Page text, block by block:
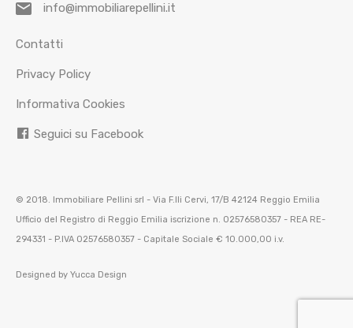
info@immobiliarepellini.it
Contatti
Privacy Policy
Informativa Cookies
Seguici su Facebook
© 2018. Immobiliare Pellini srl - Via F.lli Cervi, 17/B 42124 Reggio Emilia
Ufficio del Registro di Reggio Emilia iscrizione n. 02576580357 - REA RE-
294331 - P.IVA 02576580357 - Capitale Sociale € 10.000,00 i.v.
Designed by Yucca Design